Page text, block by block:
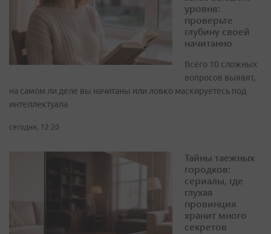
уровня:
проверьте
глубину своей
начитанно
Всего 10 сложных
вопросов выявят,
на самом ли деле вы начитаны или ловко маскируетесь под
интеллектуала
сегодня, 12:20
Тайны таежных
городков:
сериалы, где
глухая
провинция
хранит много
секретов